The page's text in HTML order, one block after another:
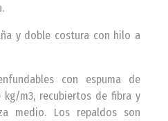
y doble costura con hilo a
con espuma de
m3, recubiertos de fibra y
medio. Los repaldos son